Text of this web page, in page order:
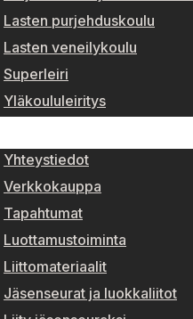
Lasten purjehduskoulu
Lasten veneilykoulu
Superleiri
Yläkoululeiritys
Yhteystiedot
Verkkokauppa
Tapahtumat
Luottamustoiminta
Liittomateriaalit
Jäsenseurat ja luokkaliitot